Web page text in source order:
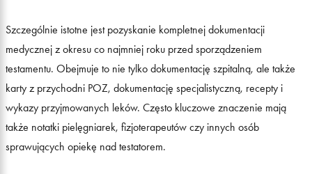
Szczególnie istotne jest pozyskanie kompletnej dokumentacji
medycznej z okresu co najmniej roku przed sporządzeniem
testamentu. Obejmuje to nie tylko dokumentację szpitalną, ale także
karty z przychodni POZ, dokumentację specjalistyczną, recepty i
wykazy przyjmowanych leków. Często kluczowe znaczenie mają
także notatki pielęgniarek, fizjoterapeutów czy innych osób
sprawujących opiekę nad testatorem.